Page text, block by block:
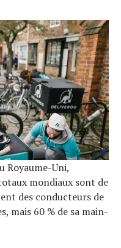
Royaume-Uni,
mondiaux sont de
des conducteurs de
mais 60 % de sa main-